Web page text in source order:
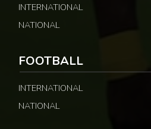
INTERNATIONAL
NATIONAL
FOOTBALL
INTERNATIONAL
NATIONAL